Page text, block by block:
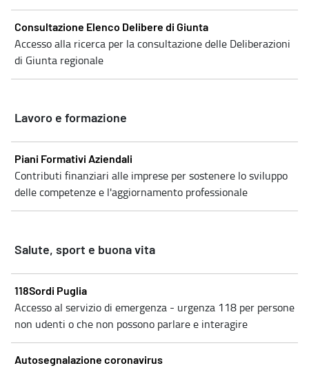
Consultazione Elenco Delibere di Giunta
Accesso alla ricerca per la consultazione delle Deliberazioni
di Giunta regionale
Lavoro e formazione
Piani Formativi Aziendali
Contributi finanziari alle imprese per sostenere lo sviluppo
delle competenze e l'aggiornamento professionale
Salute, sport e buona vita
118Sordi Puglia
Accesso al servizio di emergenza - urgenza 118 per persone
non udenti o che non possono parlare e interagire
Autosegnalazione coronavirus